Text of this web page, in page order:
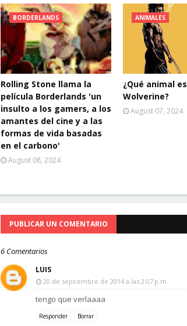
BORDERLANDS
Rolling Stone llama la
película Borderlands 'un
insulto a los gamers, a los
amantes del cine y a las
formas de vida basadas
en el carbono'
August 08, 2024
ANIMALES
¿Qué animal es
Wolverine?
August 07, 2024
PUBLICAR UN COMENTARIO
6 Comentarios
LUIS
20 de septiembre de 2014 a las 2:07 p.m.
tengo que verlaaaa
Responder Borrar